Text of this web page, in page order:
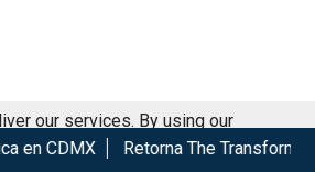
The Transformers: The Movie a
our services. By using our
our use of cookies.
Got it